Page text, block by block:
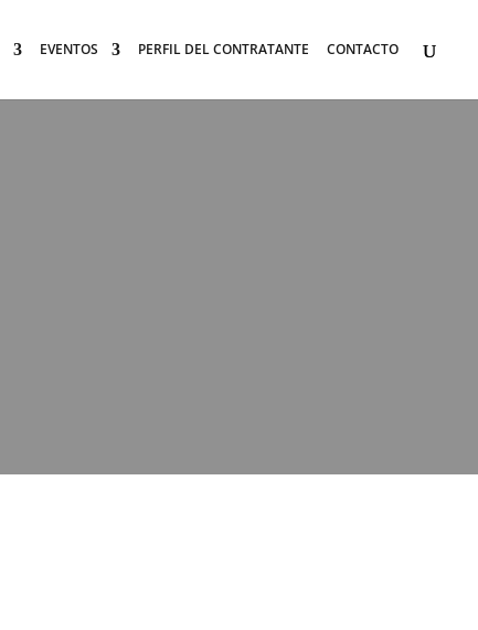
EVENTOS PERFIL DEL CONTRATANTE CONTACTO